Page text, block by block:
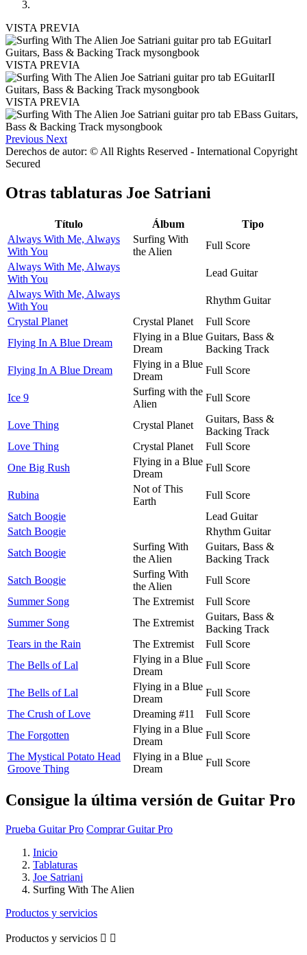
VISTA PREVIA
VISTA PREVIA
VISTA PREVIA
Previous Next
Derechos de autor: © All Rights Reserved - International Copyright
Secured
Otras tablaturas Joe Satriani
Título Álbum
Tipo
Always With Me, Always
With You
Surfing With
the Alien
Full Score
Always With Me, Always
With You
Lead Guitar
Always With Me, Always
With You
Rhythm Guitar
Crystal Planet
Crystal Planet
Full Score
Flying In A Blue Dream
Flying in a Blue
Dream
Guitars, Bass &
Backing Track
Flying In A Blue Dream
Flying in a Blue
Dream
Full Score
Ice 9
Surfing with the
Alien
Full Score
Love Thing Crystal Planet
Guitars, Bass &
Backing Track
Love Thing
Crystal Planet
Full Score
One Big Rush
Flying in a Blue
Dream
Full Score
Rubina
Not of This
Earth
Full Score
Satch Boogie
Lead Guitar
Satch Boogie
Rhythm Guitar
Satch Boogie
Surfing With
the Alien
Guitars, Bass &
Backing Track
Satch Boogie
Surfing With
the Alien
Full Score
Summer Song
The Extremist
Full Score
Summer Song
The Extremist
Guitars, Bass &
Backing Track
Tears in the Rain
The Extremist
Full Score
The Bells of Lal
Flying in a Blue
Dream
Full Score
The Bells of Lal
Flying in a Blue
Dream
Full Score
The Crush of Love
Dreaming #11
Full Score
The Forgotten
Flying in a Blue
Dream
Full Score
The Mystical Potato Head
Groove Thing
Flying in a Blue
Dream
Full Score
Consigue la última versión de Guitar Pro
Prueba Guitar Pro Comprar Guitar Pro
Inicio
Tablaturas
Joe Satriani
Surfing With The Alien
Productos y servicios
Productos y servicios  